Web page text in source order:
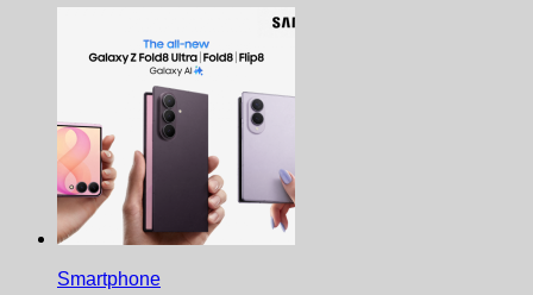
Smartphone